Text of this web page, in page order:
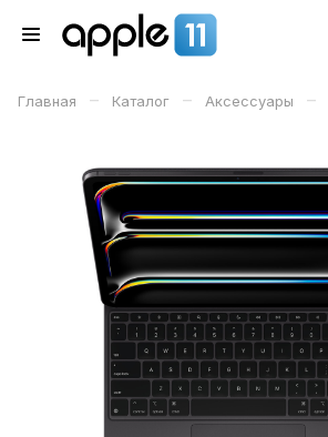
Главная – Каталог – Аксессуары –